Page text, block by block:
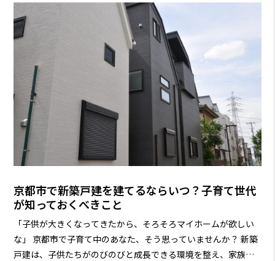
京都市で新築戸建を建てるならいつ？子育て世代
が知っておくべきこと
「子供が大きくなってきたから、そろそろマイホームが欲しい
な」 京都市で子育て中のあなた、そう思っていませんか？ 新築
戸建は、子供たちがのびのびと成長できる環境を整え、家族の